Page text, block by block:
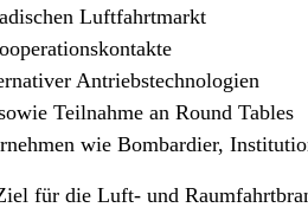
Luftfahrtmarkt
Antriebstechnologien
Teilnahme an Round Tables
wie Bombardier,
für die Luft- und